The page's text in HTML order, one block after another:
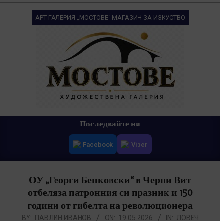
АРТ ГАЛЕРИЯ „МОСТОВЕ“ МАГАЗИН ЗА ИЗКУСТВО
Последвайте ни
Facebook Viber
ОУ „Георги Бенковски“ в Черни Вит
отбеляза патронния си празник и 150
години от гибелта на революционера
BY: ПАВЛИН ИВАНОВ ON: 19.05.2026 IN: ЛОВЕЧ